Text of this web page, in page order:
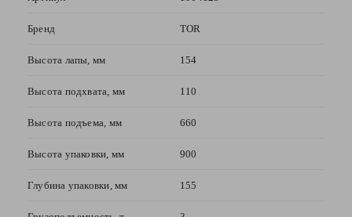
Бренд TOR
Высота лапы, мм 154
Высота подхвата, мм 110
Высота подъема, мм 660
Высота упаковки, мм 900
Глубина упаковки, мм 155
имя
Комментарий